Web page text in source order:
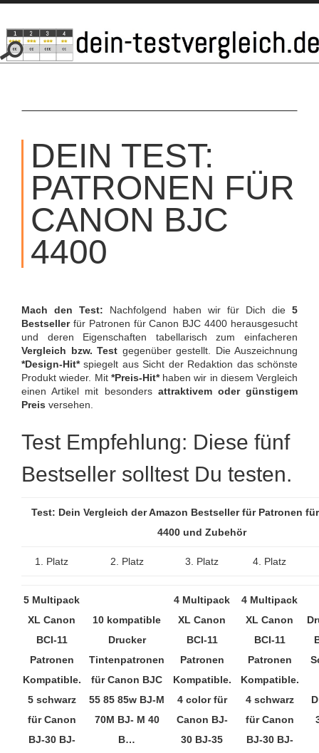
SKIP
CONTENT
DEIN TEST:
PATRONEN FÜR
CANON BJC
4400
Mach den Test: Nachfolgend haben wir für Dich die 5
Bestsellerfür Patronen für Canon BJC 4400 herausgesucht
und deren Eigenschaften tabellarisch zum einfacheren
Vergleich bzw. Test gegenüber gestellt. Die Auszeichnung
*Design-Hit*spiegelt aus Sicht der Redaktion das schönste
Produkt wieder. Mit *Preis-Hit*haben wir in diesem Vergleich
einen Artikel mit besonders attraktivem oder günstigem
Preis versehen.
Test Empfehlung: Diese fünf
Bestseller solltest Du testen.
Test: Dein Vergleich der Amazon Bestseller für Patronen
4400 und Zubehör
1. Platz 2. Platz 3. Platz 4. Platz
5 Multipack
XL Canon
BCI-11
Patronen
Kompatible.
5 schwarz
für Canon
BJ-30 BJ-
10 kompatible
Drucker
Tintenpatronen
für Canon BJC
55 85 85w BJ-M
70M BJ- M 40
B…
4 Multipack
XL Canon
BCI-11
Patronen
Kompatible.
4 color für
Canon BJ-
30 BJ-35
4 Multipack
XL Canon
BCI-11
Patronen
Kompatible.
4 schwarz
für Canon
BJ-30 BJ-